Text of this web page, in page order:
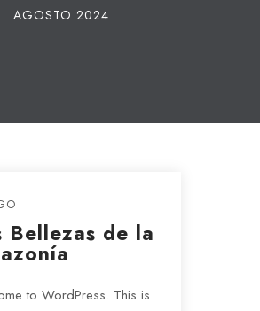
AGOSTO 2024
Bellezas de la
to WordPress. This is